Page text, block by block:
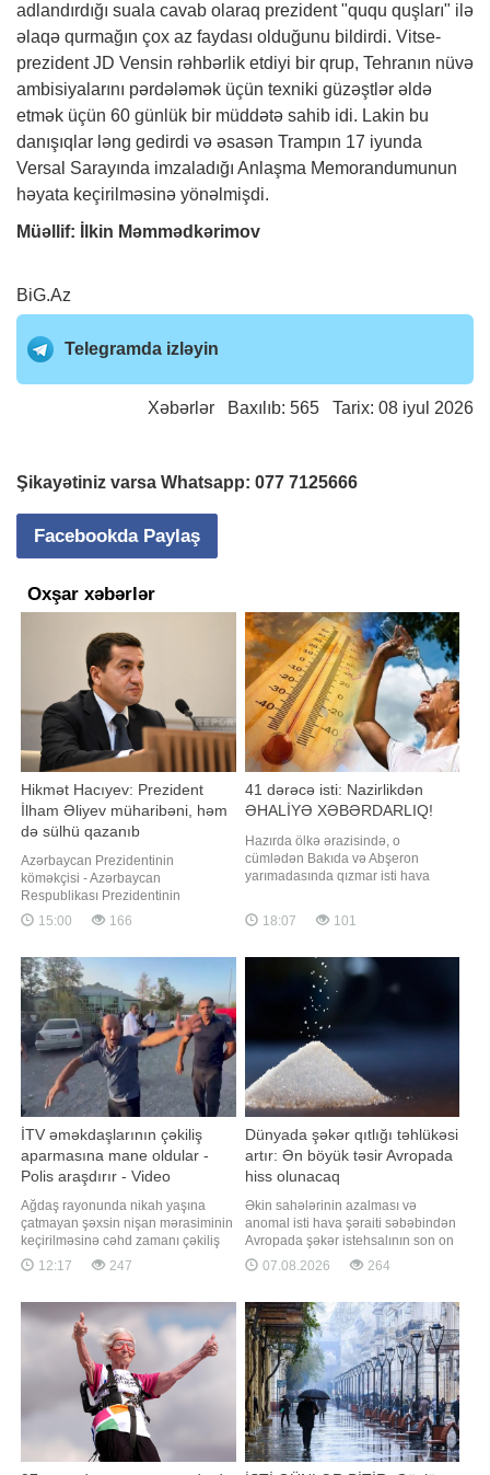
adlandırdığı suala cavab olaraq prezident "ququ quşları" ilə
əlaqə qurmağın çox az faydası olduğunu bildirdi. Vitse-
prezident JD Vensin rəhbərlik etdiyi bir qrup, Tehranın nüvə
ambisiyalarını pərdələmək üçün texniki güzəştlər əldə
etmək üçün 60 günlük bir müddətə sahib idi. Lakin bu
danışıqlar ləng gedirdi və əsasən Trampın 17 iyunda
Versal Sarayında imzaladığı Anlaşma Memorandumunun
həyata keçirilməsinə yönəlmişdi.
Müəllif: İlkin Məmmədkərimov
BiG.Az
Telegramda izləyin
Xəbərlər Baxılıb: 565 Tarix: 08 iyul 2026
Şikayətiniz varsa Whatsapp: 077 7125666
Facebookda Paylaş
Oxşar xəbərlər
Hikmət Hacıyev: Prezident
İlham Əliyev müharibəni, həm
də sülhü qazanıb
Azərbaycan Prezidentinin
köməkçisi - Azərbaycan
Respublikası Prezidentinin
Administrasiyasının Xarici siyasət
məsələləri şöbəsinin müdiri Hikmət
birinci ildönümü ilə bağlı video
paylaşıb. "Report" xəbər verir ki,
H.Hacıyev bu barədə "X" hesabınd
15:00 166
41 dərəcə isti: Nazirlikdən
ƏHALİYƏ XƏBƏRDARLIQ!
Hazırda ölkə ərazisində, o
cümlədən Bakıda və Abşeron
yarımadasında qızmar isti hava
bazar günü də davam edəcəyi
gözlənilir. Bu hava şəraitində,
istirahət üçün kütləvi şəkildə su
hövzələrinə üz tutur. Lakin təəssüflə
qeyd olunmalıdır ki
18:07 101
İTV əməkdaşlarının çəkiliş
aparmasına mane oldular -
Polis araşdırır - Video
Ağdaş rayonunda nikah yaşına
çatmayan şəxsin nişan mərasiminin
keçirilməsinə cəhd zamanı çəkiliş
aparan media nümayəndələri ilə
mərasimi planlaşdıran şəxslər
tərəfindən araşdırılır. "Qafqazinfo"
xəbər verir ki, hazırda hadisə ilə
bağlı müvafiq ekspertizala
12:17 247
Dünyada şəkər qıtlığı təhlükəsi
artır: Ən böyük təsir Avropada
hiss olunacaq
Əkin sahələrinin azalması və
anomal isti hava şəraiti səbəbindən
Avropada şəkər istehsalının son on
ildən artıq müddətdə ən aşağı
səviyyəyə enəcəyi proqnozlaşdırılır.
narahatlıqları artırır. Qaynarinfo
xəbər verir ki, bu barədə
"Bloomberg" məlumat yayıb
07.08.2026 264